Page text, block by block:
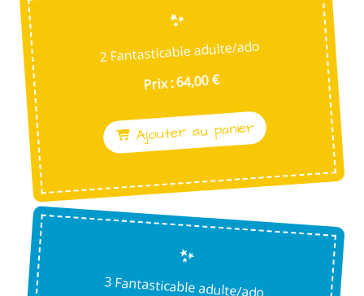
2 Fantasticable adulte/ado
Prix : 64,00 €
Ajouter au panier
3 Fantasticable adulte/ado